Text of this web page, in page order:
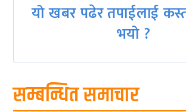
यो खबर पढेर तपाईलाई
भयो ?
सम्बन्धित समाचार